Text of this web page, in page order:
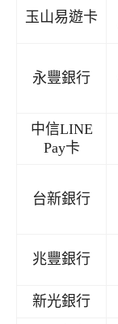
玉山易遊卡
永豐銀行
中信LINE
Pay卡
台新銀行
兆豐銀行
新光銀行